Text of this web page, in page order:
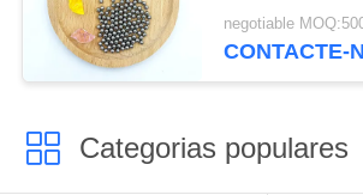
6.35mm
negotiable
CONTACTE-
Categorias populares